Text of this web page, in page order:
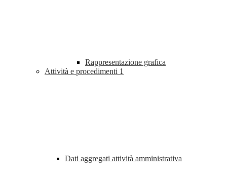
Rappresentazione grafica
Attività e procedimenti 1
Dati aggregati attività amministrativa